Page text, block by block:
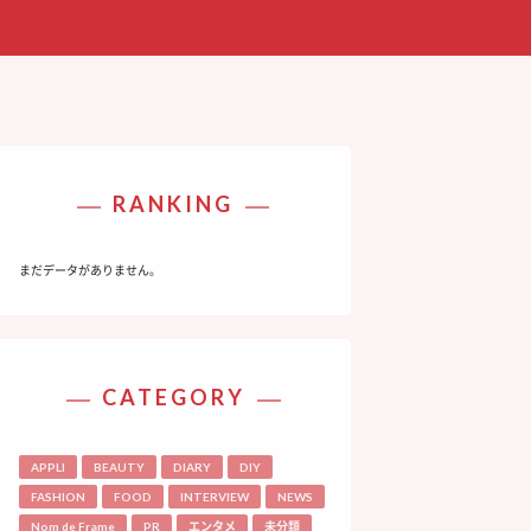
RANKING
まだデータがありません。
CATEGORY
APPLI BEAUTY DIARY DIY
FASHION FOOD INTERVIEW NEWS
Nom de Frame PR エンタメ 未分類